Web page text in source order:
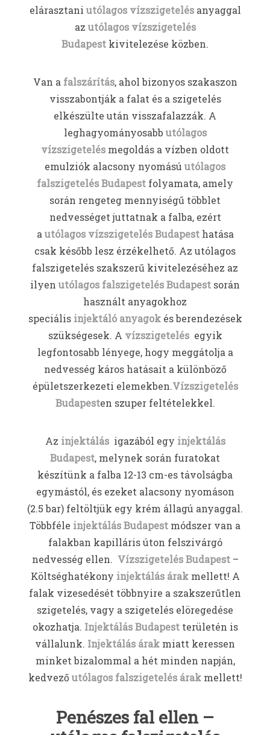
elárasztani utólagos vízszigetelésanyaggal
az utólagos vízszigetelés
Budapest kivitelezése közben.
Van a falszárítás, ahol bizonyos szakaszon
visszabontják a falat és a szigetelés
elkészülte után visszafalazzák. A
leghagyományosabb utólagos
vízszigetelés megoldás a vízben oldott
emulziók alacsony nyomású utólagos
falszigetelés Budapest folyamata, amely
során rengeteg mennyiségű többlet
nedvességet juttatnak a falba, ezért
a utólagos vízszigetelés Budapesthatása
csak később lesz érzékelhető. Az utólagos
falszigetelés szakszerű kivitelezéséhez az
ilyen utólagos falszigetelés Budapest során
használt anyagokhoz
speciális injektáló anyagokés berendezések
szükségesek. A vízszigetelésegyik
legfontosabb lényege, hogy meggátolja a
nedvesség káros hatásait a különböző
épületszerkezeti elemekben.Vízszigetelés
Budapesten szuper feltételekkel.
Az injektálás igazából egy injektálás
Budapest, melynek során furatokat
készítünk a falba 12-13 cm-es távolságba
egymástól, és ezeket alacsony nyomáson
(2.5 bar) feltöltjük egy krém állagú anyaggal.
Többféle injektálás Budapest módszer van a
falakban kapilláris úton felszivárgó
nedvesség ellen. Vízszigetelés Budapest–
Költséghatékony injektálás árakmellett! A
falak vizesedését többnyire a szakszerűtlen
szigetelés, vagy a szigetelés elöregedése
okozhatja. Injektálás Budapest területén is
vállalunk. Injektálás árak miatt keressen
minket bizalommal a hét minden napján,
kedvezőutólagos falszigetelés árakmellett!
Penészes fal ellen –